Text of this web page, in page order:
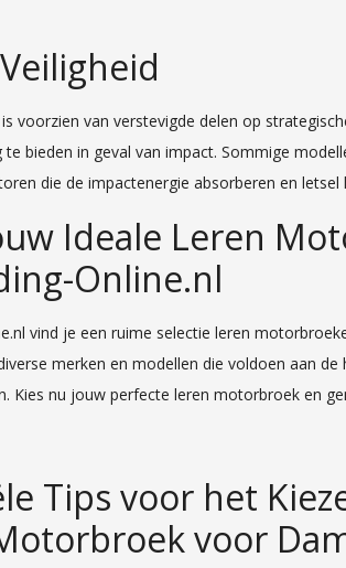
voorzien van verstevigde delen op
bieden in geval van impact. Sommige
die de impactenergie absorberen en letsel
Ideale Leren
Online.nl
vind je een ruime selectie leren
merken en modellen die voldoen aan
Kies nu jouw perfecte leren motorbroek en
Tips voor het
voor